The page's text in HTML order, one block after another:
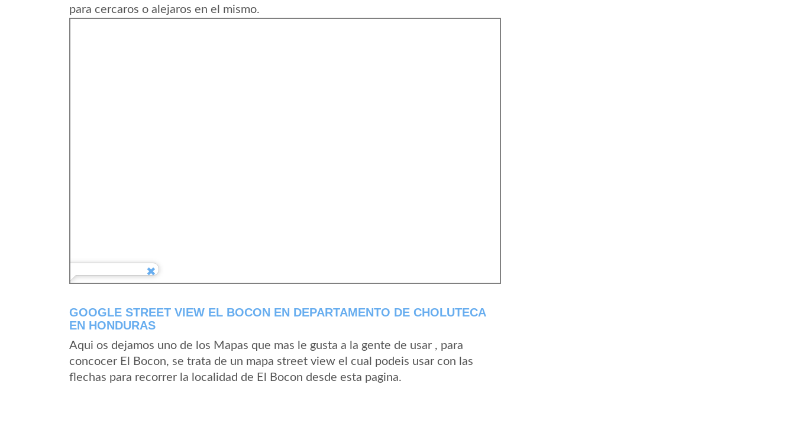
para cercaros o alejaros en el mismo.
GOOGLE STREET VIEW EL BOCON EN DEPARTAMENTO DE CHOLUTECA
EN HONDURAS
Aqui os dejamos uno de los Mapas que mas le gusta a la gente de usar , para
concocer El Bocon, se trata de un mapa street view el cual podeis usar con las
flechas para recorrer la localidad de El Bocon desde esta pagina.